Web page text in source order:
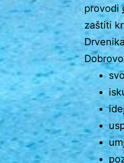
provodi
zaštiti